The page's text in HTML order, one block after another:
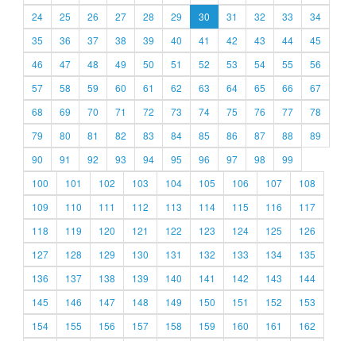
24
25 26 27 28 29 30 31 32 33
34
35
36 37 38 39 40 41 42 43 44
45
46
47 48 49 50 51 52 53 54 55
56
57
58 59 60 61 62 63 64 65 66
67
68
69 70 71 72 73 74 75 76 77
78
79
80 81 82 83 84 85 86 87 88
89
90
91 92 93 94 95 96 97 98
99
100
101 102 103 104 105 106 107
108
109
110 111 112 113 114 115 116
117
118
119 120 121 122 123 124 125
126
127
128 129 130 131 132 133 134
135
136
137 138 139 140 141 142 143
144
145
146 147 148 149 150 151 152
153
154
155 156 157 158 159 160 161
162